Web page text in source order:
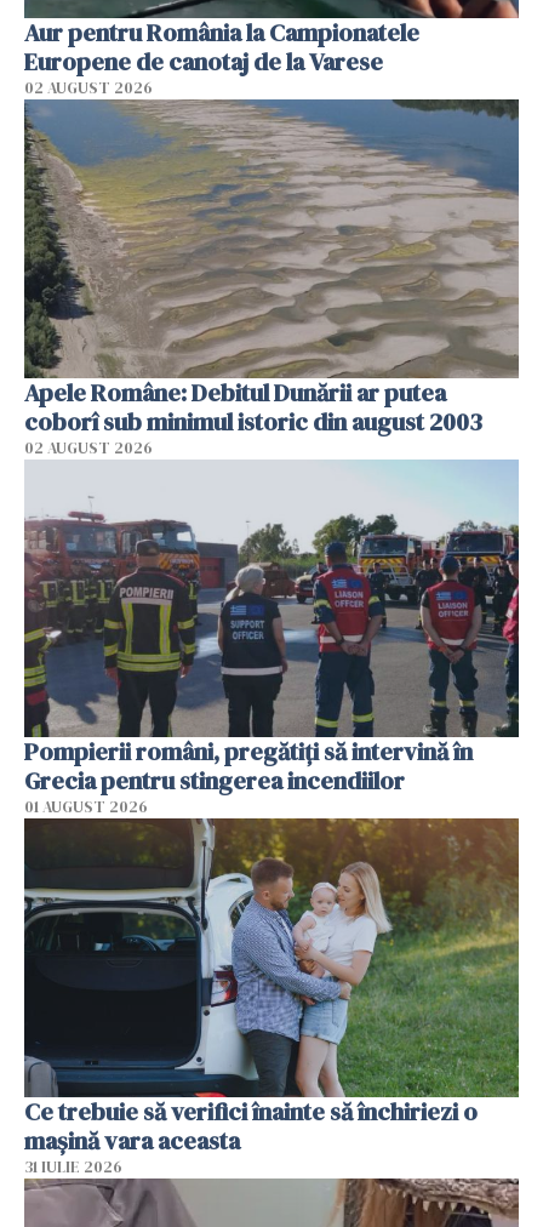
Aur pentru România la Campionatele
Europene de canotaj de la Varese
02 AUGUST 2026
Apele Române: Debitul Dunării ar putea
coborî sub minimul istoric din august 2003
02 AUGUST 2026
Pompierii români, pregătiţi să intervină în
Grecia pentru stingerea incendiilor
01 AUGUST 2026
Ce trebuie să verifici înainte să închiriezi o
mașină vara aceasta
31 IULIE 2026